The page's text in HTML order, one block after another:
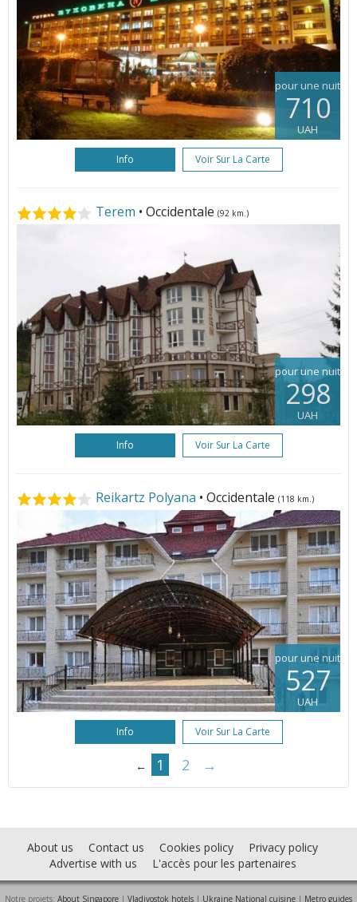
pour une nuit
710
UAH
Info Voir Sur La Carte
Terem • Occidentale (92 km.)
pour une nuit
298
UAH
Info Voir Sur La Carte
Reikartz Polyana • Occidentale (118 km.)
pour une nuit
527
UAH
Info Voir Sur La Carte
← 1 2 →
About us Contact us Cookies policy
Privacy policy
Advertise with us
L'accès pour les partenaires
Notre projets: About Singapore | Vladivostok hotels | Ukraine National cuisine | Metro guides